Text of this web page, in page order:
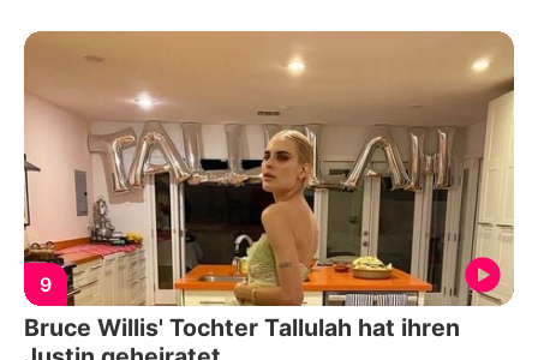
9
Bruce Willis' Tochter Tallulah hat ihren